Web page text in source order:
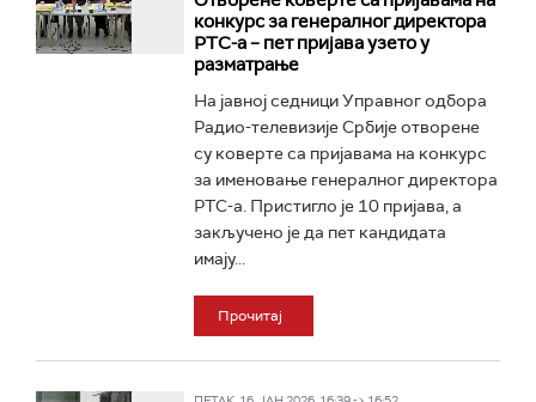
конкурс за генералног директора
РТС-а – пет пријава узето у
разматрање
На јавној седници Управног одбора
Радио-телевизије Србије отворене
су коверте са пријавама на конкурс
за именовање генералног директора
РТС-а. Пристигло је 10 пријава, а
закључено је да пет кандидата
имају...
Прочитај